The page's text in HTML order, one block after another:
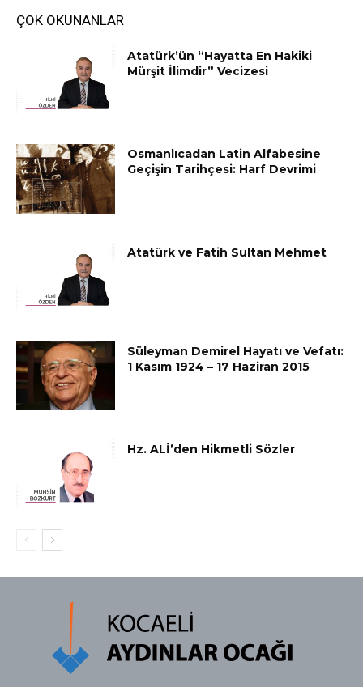
ÇOK OKUNANLAR
Atatürk’ün “Hayatta En Hakiki
Mürşit İlimdir” Vecizesi
Osmanlıcadan Latin Alfabesine
Geçişin Tarihçesi: Harf Devrimi
Atatürk ve Fatih Sultan Mehmet
Süleyman Demirel Hayatı ve Vefatı:
1 Kasım 1924 – 17 Haziran 2015
Hz. ALİ’den Hikmetli Sözler